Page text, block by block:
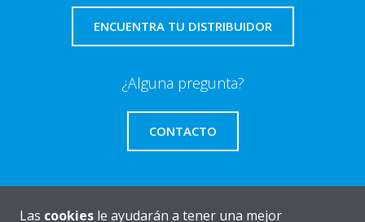
ENCUENTRA TU DISTRIBUIDOR
¿Alguna pregunta?
CONTACTO
Las cookies le ayudarán a tener una mejor